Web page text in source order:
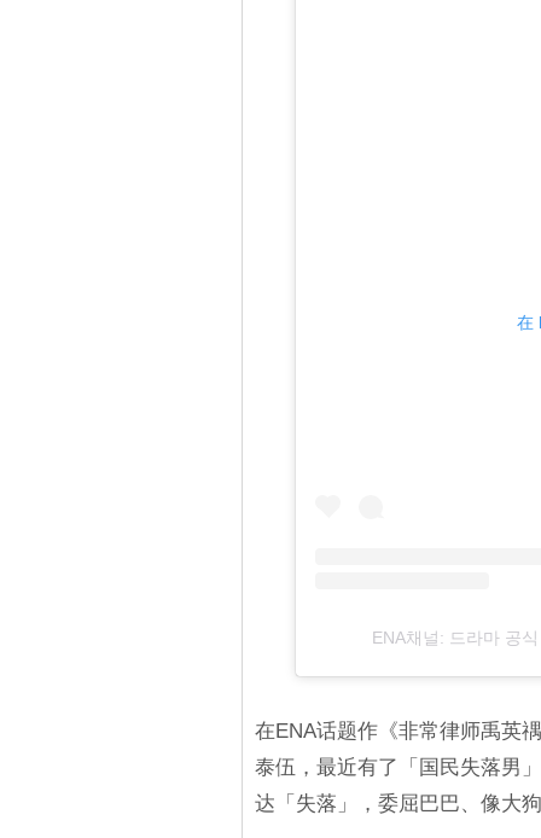
在
ENA채널: 드라마 공
在ENA话题作《非常律师禹英
泰伍，最近有了「国民失落男
达「失落」，委屈巴巴、像大